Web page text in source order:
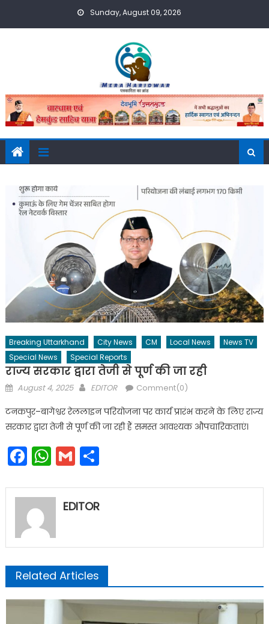
Sunday, August 09, 2026
Breaking Uttarkhand City News CM Local News
News TV
Special News
Special Reports
राज्य सरकार द्वारा तेजी से पूर्ण की जा रही
Posted
August 4, 2025 Author
EDITOR Comment(0)
टनकपुर–बागेश्वर रेललाइन परियोजना पर कार्य प्रारंभ करने के लिए राज्य
सरकार द्वारा तेजी से पूर्ण की जा रही हैं समस्त आवश्यक औपचारिकताएं।
Facebook
WhatsApp
GmailShare
EDITOR
Related Articles